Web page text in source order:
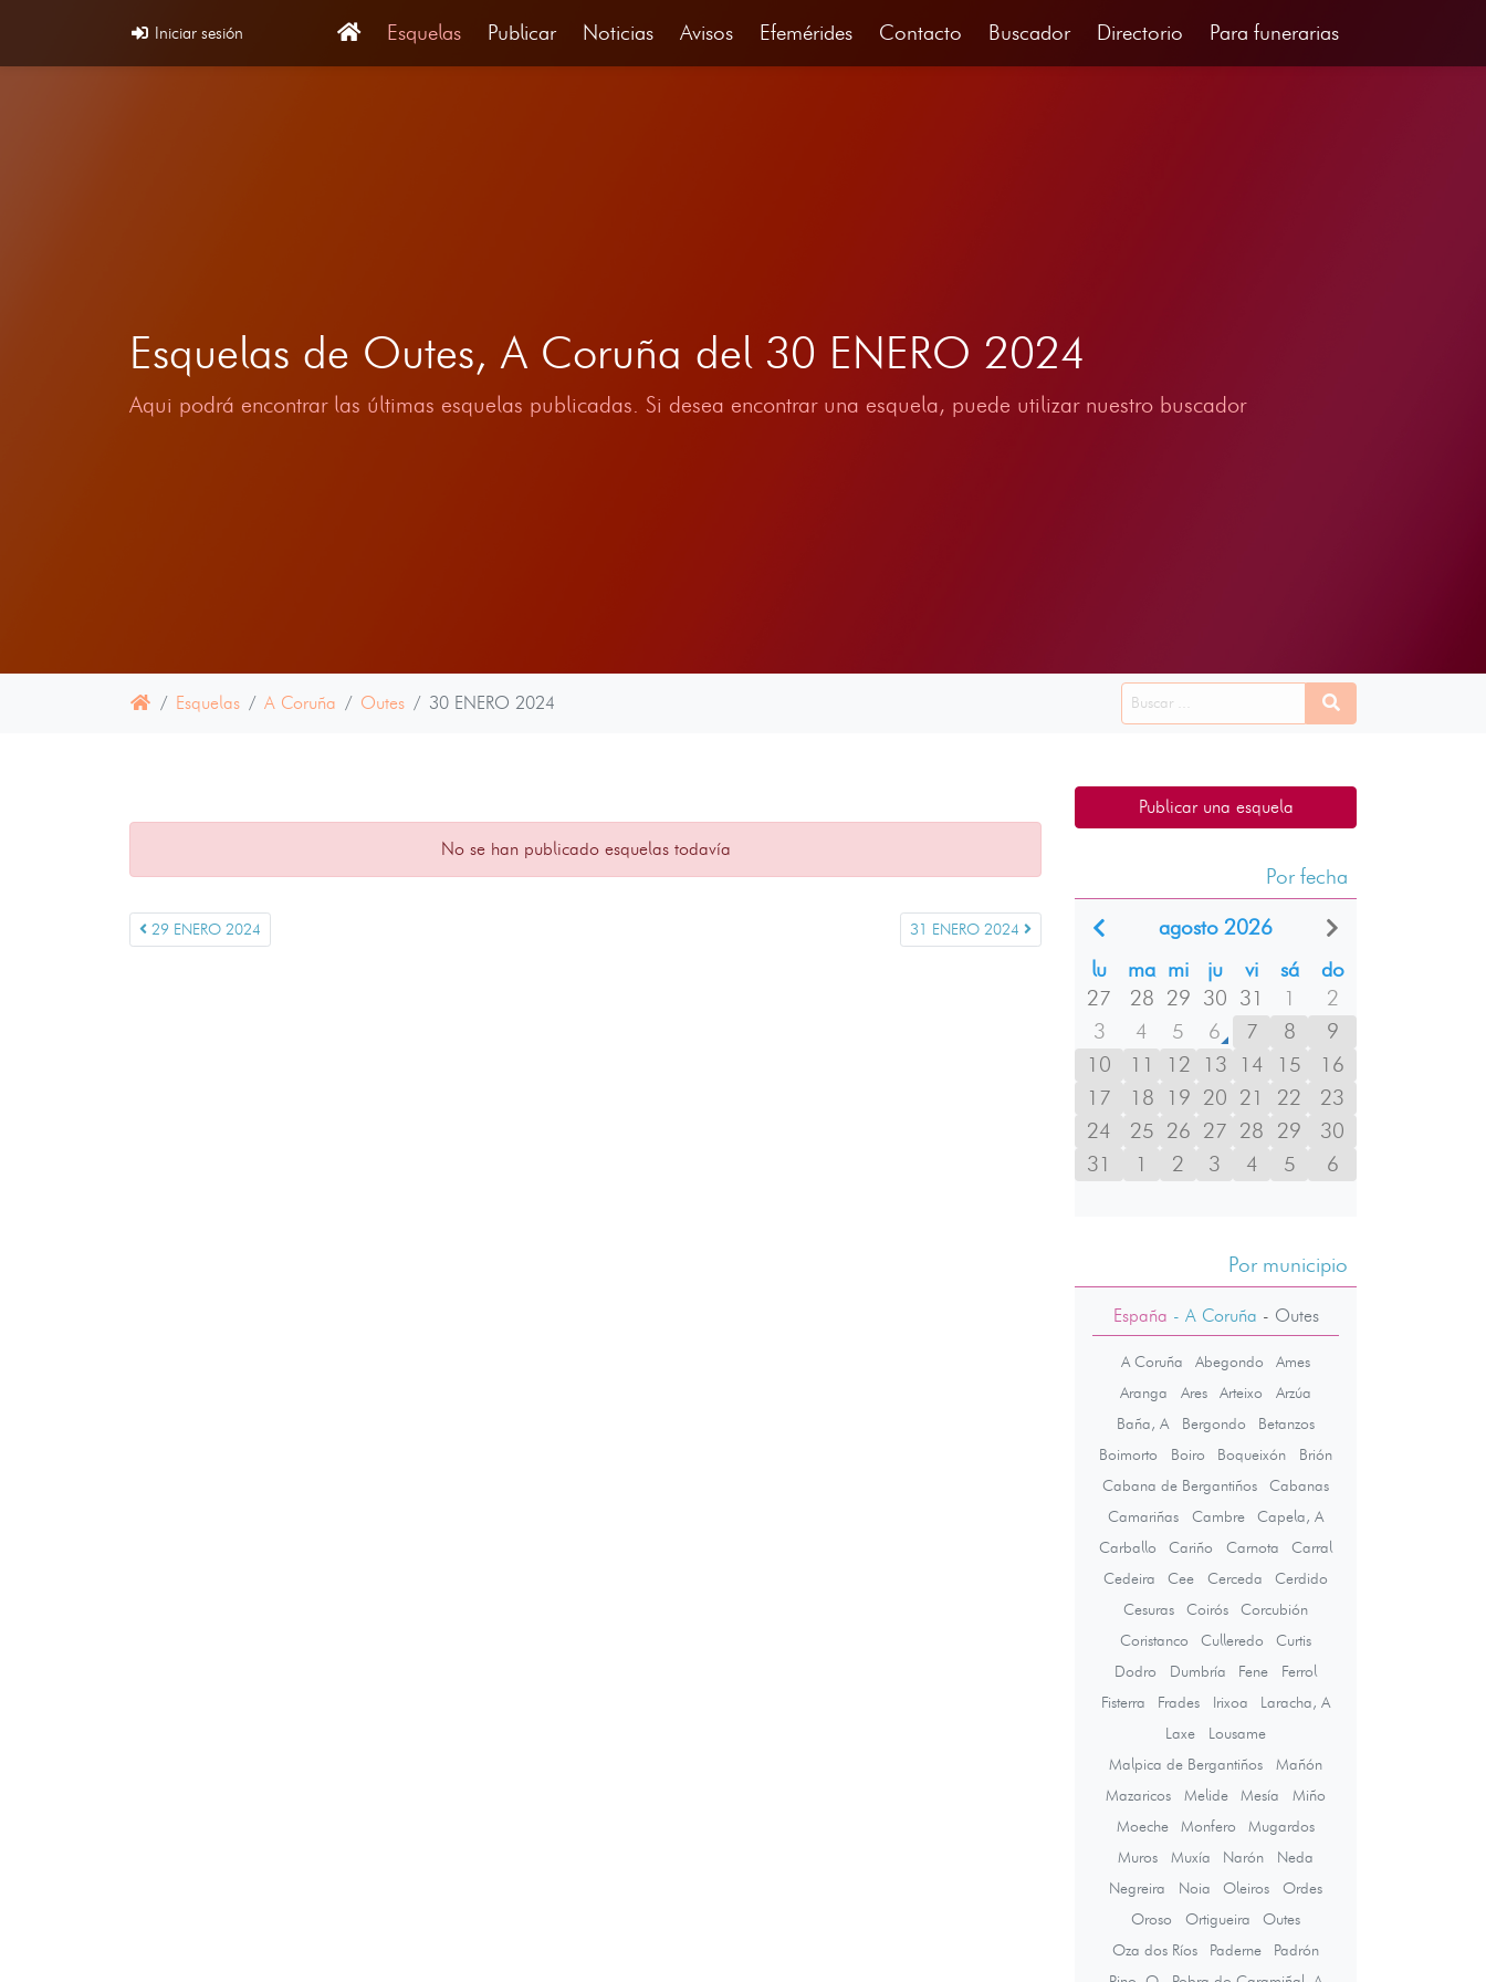
Iniciar sesión Esquelas Publicar Noticias Avisos Efemérides Contacto Buscador Directorio Para funerarias
Esquelas de Outes, A Coruña del 30 ENERO 2024
Aqui podrá encontrar las últimas esquelas publicadas. Si desea encontrar una esquela, puede utilizar nuestro buscador
Esquelas A Coruña Outes 30 ENERO 2024
No se han publicado esquelas todavía
29 ENERO 2024 31 ENERO 2024
Publicar una esquela
Por fecha
agosto 2026
lu
ma mi ju vi sá
do
27
28 29 30 31 1
2
3
4 5 6 7 8
9
10
11 12 13 14 15
16
17
18 19 20 21 22
23
24
25 26 27 28 29
30
31
1 2 3 4 5 6
Por municipio
España - A Coruña - Outes
A Coruña Abegondo
Ames
Aranga
Ares Arteixo
Arzúa
Baña, A
Bergondo
Betanzos
Boimorto
Boiro Boqueixón
Brión
Cabana de Bergantiños
Cabanas
Camariñas
Cambre
Capela, A
Carballo
Cariño Carnota
Carral
Cedeira
Cee Cerceda
Cerdido
Cesuras
Coirós
Corcubión
Coristanco
Culleredo
Curtis
Dodro
Dumbría Fene
Ferrol
Fisterra
Frades Irixoa
Laracha, A
Laxe
Lousame
Malpica de Bergantiños
Mañón
Mazaricos
Melide Mesía
Miño
Moeche
Monfero
Mugardos
Muros
Muxía Narón
Neda
Negreira
Noia Oleiros
Ordes
Oroso
Ortigueira
Outes
Oza dos Ríos
Paderne
Padrón